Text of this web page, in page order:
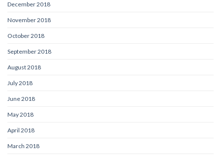
December 2018
November 2018
October 2018
September 2018
August 2018
July 2018
June 2018
May 2018
April 2018
March 2018